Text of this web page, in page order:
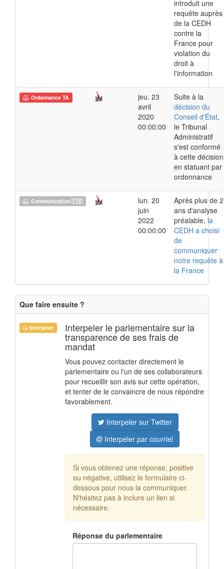
introduit une
requête auprès
de la CEDH
contre la
France pour
violation du
droit à
l'information
Ordonnance TA
jeu. 23
avril
2020
00:00:00
Suite à la
décision du
Conseil d'État,
le Tribunal
Administratif
s'est conformé
à cette décision
en statuant par
ordonnance
Communication 🇫🇷
lun. 20
juin
2022
00:00:00
Après plus de 2
ans d'analyse
préalable, la
CEDH a choisi
de
communiquer
notre requête à
la France
Que faire ensuite ?
Interpeler Interpeler le parlementaire sur la
transparence de ses frais de
mandat
Vous pouvez contacter directement le
parlementaire ou l'un de ses collaborateurs
pour recueillir son avis sur cette opération,
et tenter de le convaincre de nous répondre
favorablement.
Interpeler sur Twitter
Interpeler par courriel
Si vous obtenez une réponse, positive
ou négative, utilisez le formulaire ci-
dessous pour nous la communiquer.
N'hésitez pas à inclure un lien si
nécessaire.
Réponse du parlementaire